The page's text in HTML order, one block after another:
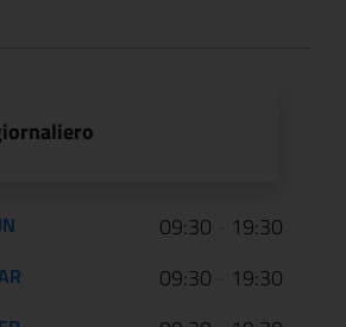
di apertura:
09:30 19:30
09:30 19:30
Dai primitivi a Filippo